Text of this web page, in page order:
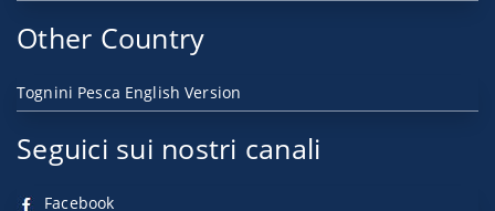
Other Country
Tognini Pesca English Version
Seguici sui nostri canali
Facebook